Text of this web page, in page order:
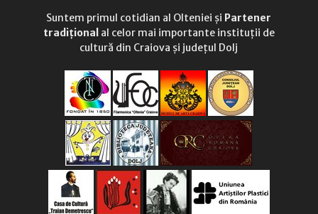
Suntem primul cotidian al Olteniei și Partener
tradițional al celor mai importante instituții de
cultură din Craiova și județul Dolj